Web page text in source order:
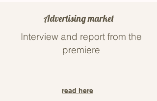
Advertising market
Interview and report from the
premiere
read here